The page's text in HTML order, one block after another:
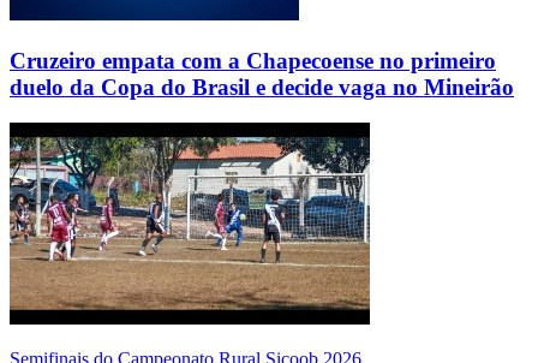
Cruzeiro empata com a Chapecoense no primeiro
duelo da Copa do Brasil e decide vaga no Mineirão